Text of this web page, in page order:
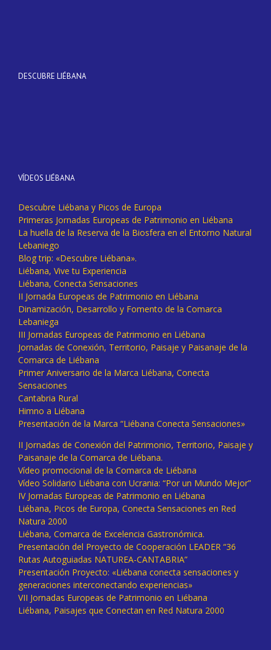
DESCUBRE LIÉBANA
VÍDEOS LIÉBANA
Descubre Liébana y Picos de Europa
Primeras Jornadas Europeas de Patrimonio en Liébana
La huella de la Reserva de la Biosfera en el Entorno Natural
Lebaniego
Blog trip: «Descubre Liébana».
Liébana, Vive tu Experiencia
Liébana, Conecta Sensaciones
II Jornada Europeas de Patrimonio en Liébana
Dinamización, Desarrollo y Fomento de la Comarca
Lebaniega
III Jornadas Europeas de Patrimonio en Liébana
Jornadas de Conexión, Territorio, Paisaje y Paisanaje de la
Comarca de Liébana
Primer Aniversario de la Marca Liébana, Conecta
Sensaciones
Cantabria Rural
Himno a Liébana
Presentación de la Marca “Liébana Conecta Sensaciones»
II Jornadas de Conexión del Patrimonio, Territorio, Paisaje y
Paisanaje de la Comarca de Liébana.
Vídeo promocional de la Comarca de Liébana
Vídeo Solidario Liébana con Ucrania: “Por un Mundo Mejor”
IV Jornadas Europeas de Patrimonio en Liébana
Liébana, Picos de Europa, Conecta Sensaciones en Red
Natura 2000
Liébana, Comarca de Excelencia Gastronómica.
Presentación del Proyecto de Cooperación LEADER “36
Rutas Autoguiadas NATUREA-CANTABRIA”
Presentación Proyecto: «Liébana conecta sensaciones y
generaciones interconectando experiencias»
VII Jornadas Europeas de Patrimonio en Liébana
Liébana, Paisajes que Conectan en Red Natura 2000